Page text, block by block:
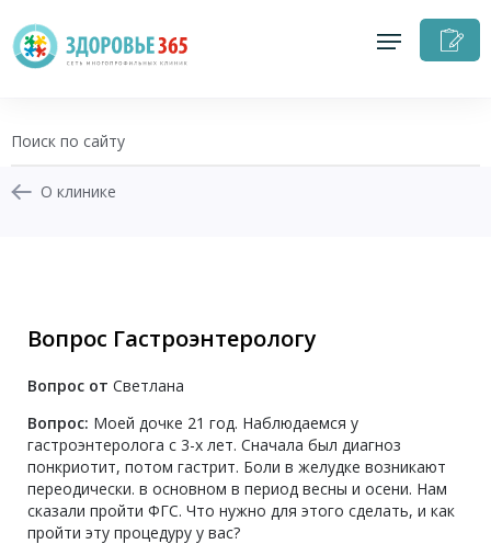
О клинике
Вопрос Гастроэнтерологу
Вопрос от Светлана
Вопрос: Моей дочке 21 год. Наблюдаемся у
гастроэнтеролога с 3-х лет. Сначала был диагноз
понкриотит, потом гастрит. Боли в желудке возникают
переодически. в основном в период весны и осени. Нам
сказали пройти ФГС. Что нужно для этого сделать, и как
пройти эту процедуру у вас?
Личный кабинет